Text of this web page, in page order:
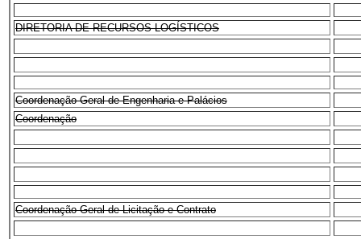
DIRETORIA DE RECURSOS LOGÍSTICOS
Coordenação-Geral de Engenharia e Palácios
Coordenação
Coordenação-Geral de Licitação e Contrato